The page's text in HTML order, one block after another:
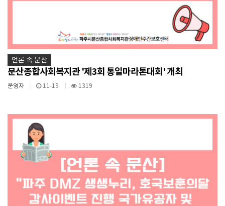
언론 속 문산
문산종합사회복지관 '제3회 통일마라톤대회' 개최
운영자 11-19 1319